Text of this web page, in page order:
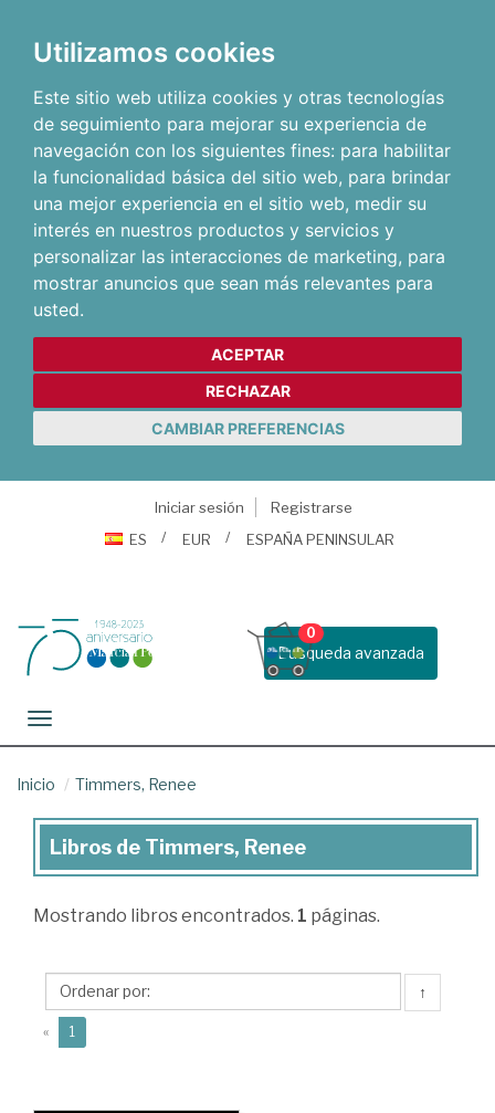
Utilizamos cookies
Este sitio web utiliza cookies y otras tecnologías
de seguimiento para mejorar su experiencia de
navegación con los siguientes fines: para habilitar
la funcionalidad básica del sitio web, para brindar
una mejor experiencia en el sitio web, medir su
interés en nuestros productos y servicios y
personalizar las interacciones de marketing, para
mostrar anuncios que sean más relevantes para
usted.
ACEPTAR
RECHAZAR
CAMBIAR PREFERENCIAS
Iniciar sesión
Registrarse
ES
EUR ESPAÑA PENINSULAR
Busqueda avanzada
0
Toggle navigation
Inicio Timmers, Renee
Libros
Timmers,
Libros de Timmers, Renee
Mostrando libros encontrados. 1 páginas.
↑
« 1